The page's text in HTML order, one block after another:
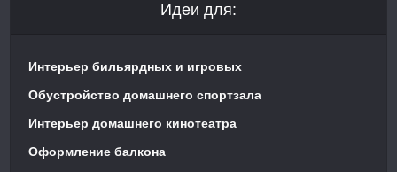
Идеи для:
Интерьер бильярдных и игровых
Обустройство домашнего спортзала
Интерьер домашнего кинотеатра
Оформление балкона